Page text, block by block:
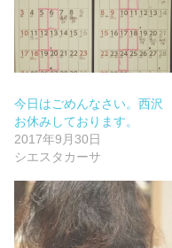
今日はごめんなさい。西沢
お休みしております。
2017年9月30日
シエスタカーサ